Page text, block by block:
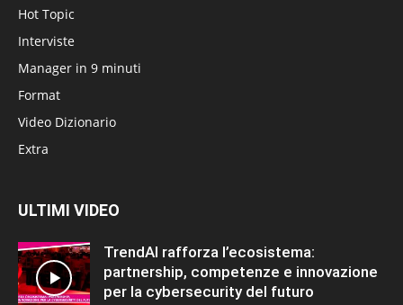
Hot Topic
Interviste
Manager in 9 minuti
Format
Video Dizionario
Extra
ULTIMI VIDEO
TrendAI rafforza l’ecosistema:
partnership, competenze e innovazione
per la cybersecurity del futuro